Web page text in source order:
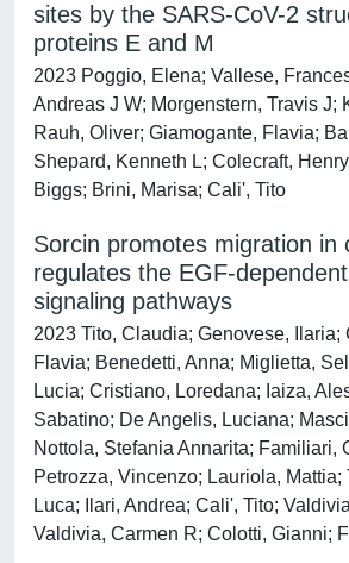
sites by the SARS-CoV-2
proteins E and M
2023 Poggio, Elena; Vallese,
Andreas J W; Morgenstern, Travis J;
Rauh, Oliver; Giamogante, Flavia;
Shepard, Kenneth L; Colecraft,
Biggs; Brini, Marisa; Cali', Tito
Sorcin promotes migration in
regulates the EGF-
signaling pathways
2023 Tito, Claudia; Genovese, Ilaria;
Flavia; Benedetti, Anna; Miglietta,
Lucia; Cristiano, Loredana; Iaiza,
Sabatino; De Angelis, Luciana;
Nottola, Stefania Annarita; Familiari,
Petrozza, Vincenzo; Lauriola, Mattia;
Luca; Ilari, Andrea; Cali', Tito;
Valdivia, Carmen R; Colotti, Gianni;